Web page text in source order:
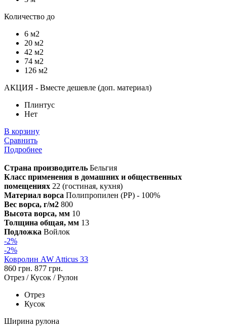
Количество до
6 м2
20 м2
42 м2
74 м2
126 м2
АКЦИЯ - Вместе дешевле (доп. материал)
Плинтус
Нет
В корзину
Сравнить
Подробнее
Страна производитель Бельгия
Класс применения в домашних и общественных
помещениях 22 (гостиная, кухня)
Материал ворса Полипропилен (PP) - 100%
Вес ворса, г/м2 800
Высота ворса, мм 10
Толщина общая, мм 13
Подложка Войлок
-2%
-2%
Ковролин AW Atticus 33
860 грн. 877 грн.
Отрез / Кусок / Рулон
Отрез
Кусок
Ширина рулона